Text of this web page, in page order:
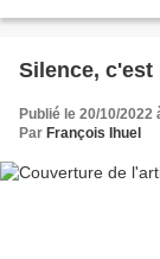
Silence, c'est
Publié le 20/10/2022
Par François Ihuel